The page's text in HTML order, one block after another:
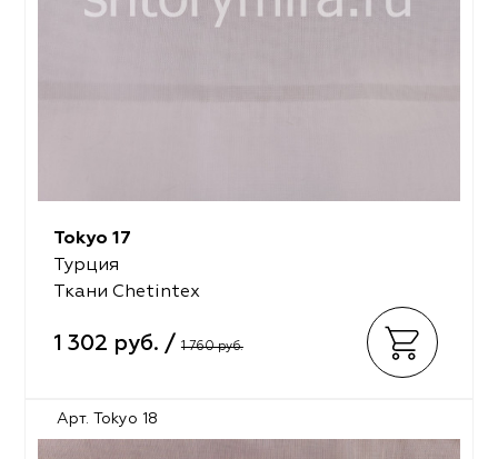
Tokyo 17
Турция
Ткани Chetintex
1 302 руб. / 1 760 руб.
Арт. Tokyo 18